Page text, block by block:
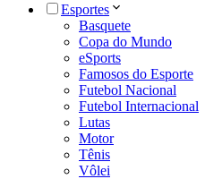
Esportes
Basquete
Copa do Mundo
eSports
Famosos do Esporte
Futebol Nacional
Futebol Internacional
Lutas
Motor
Tênis
Vôlei